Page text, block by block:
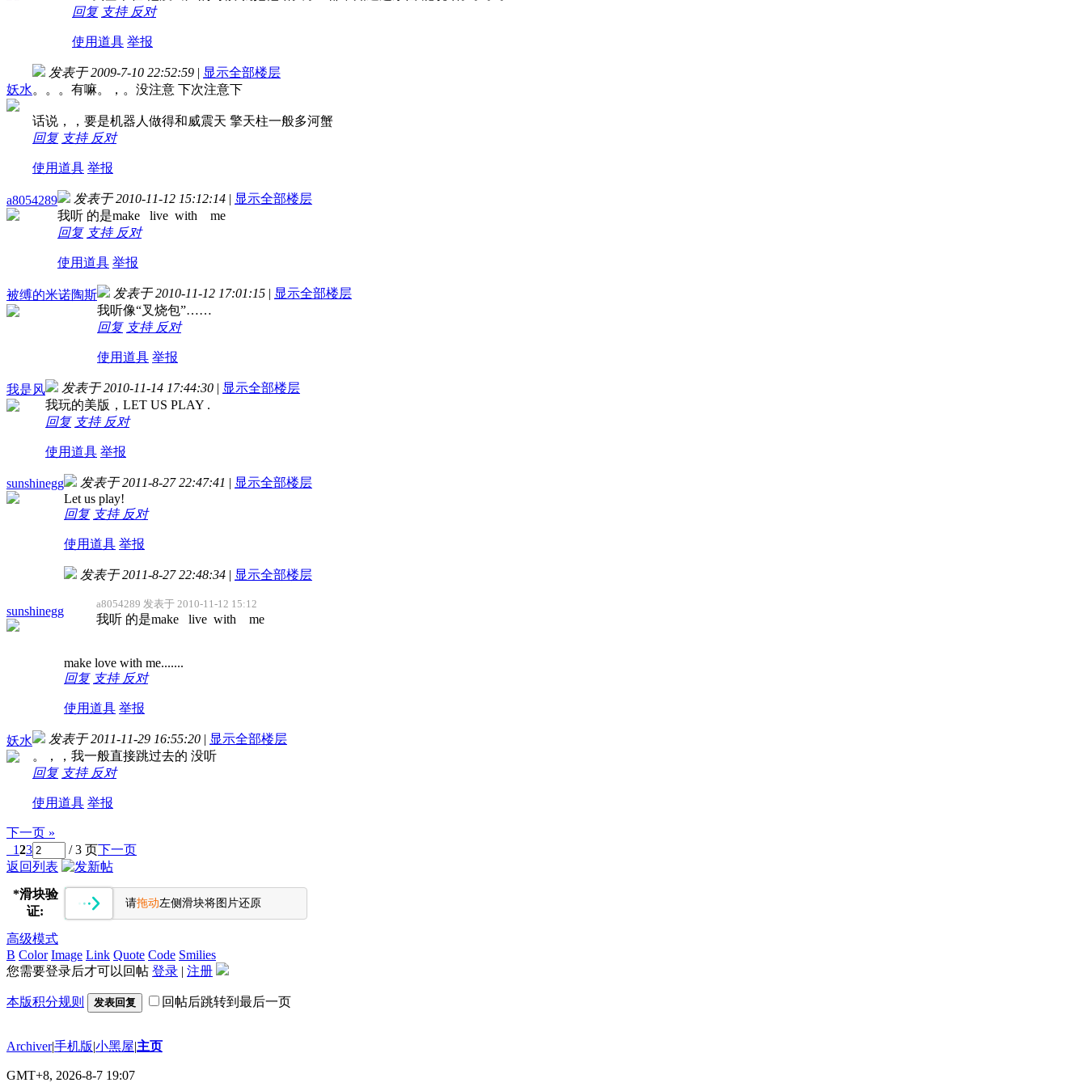
回复 支持 反对
使用道具 举报
妖水
发表于 2009-7-10 22:52:59 | 显示全部楼层
。。。有嘛。，。没注意 下次注意下
话说，，要是机器人做得和威震天 擎天柱一般多河蟹
回复 支持 反对
使用道具 举报
a8054289 发表于 2010-11-12 15:12:14 | 显示全部楼层
我听 的是make live with me
回复 支持 反对
使用道具 举报
被缚的米诺陶斯 发表于 2010-11-12 17:01:15 | 显示全部楼层
我听像“叉烧包”……
回复 支持 反对
使用道具 举报
我是风 发表于 2010-11-14 17:44:30 | 显示全部楼层
我玩的美版，LET US PLAY .
回复 支持 反对
使用道具 举报
sunshinegg 发表于 2011-8-27 22:47:41 | 显示全部楼层
Let us play!
回复 支持 反对
使用道具 举报
sunshinegg
发表于 2011-8-27 22:48:34 | 显示全部楼层
a8054289 发表于 2010-11-12 15:12
我听 的是make live with me
make love with me.......
回复 支持 反对
使用道具 举报
妖水 发表于 2011-11-29 16:55:20 | 显示全部楼层
。，，我一般直接跳过去的 没听
回复 支持 反对
使用道具 举报
下一页 »
123 / 3 页下一页
返回列表
*滑块验
证:
请拖动左侧滑块将图片还原
高级模式
B Color Image Link Quote Code Smilies
您需要登录后才可以回帖 登录 | 注册
本版积分规则 发表回复 回帖后跳转到最后一页
Archiver|手机版|小黑屋|主页
GMT+8, 2026-8-7 19:07